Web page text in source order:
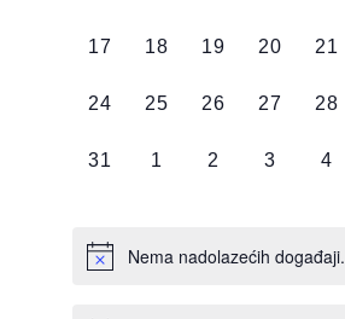
0
17
0
18
0
19
0
20
0
21
0
24
0
25
0
26
0
27
0
28
0
31
0
1
0
2
0
3
0
4
Nema nadolazećih događaji.